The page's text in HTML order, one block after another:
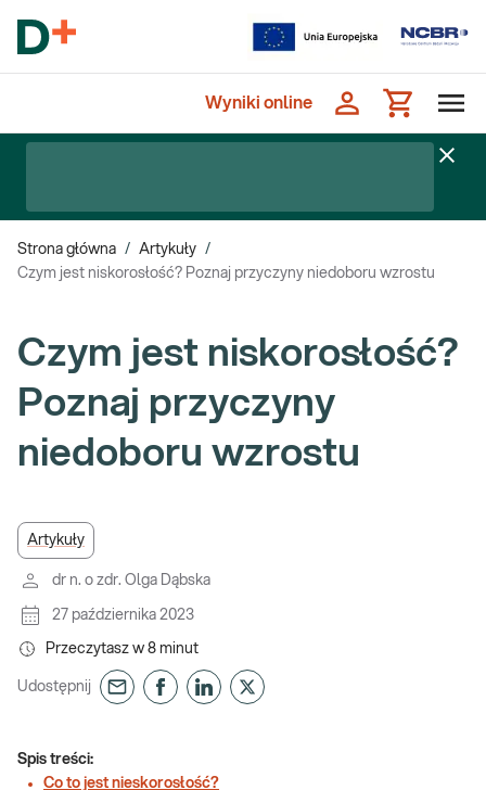
Wyniki online
Strona główna / Artykuły /
Czym jest niskorosłość? Poznaj przyczyny niedoboru wzrostu
Czym jest niskorosłość?
Poznaj przyczyny
niedoboru wzrostu
Artykuły
dr n. o zdr. Olga Dąbska
27 października 2023
Przeczytasz w 8 minut
Udostępnij
Spis treści:
Co to jest nieskorosłość?